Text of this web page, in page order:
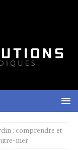
: comprendre et
mer